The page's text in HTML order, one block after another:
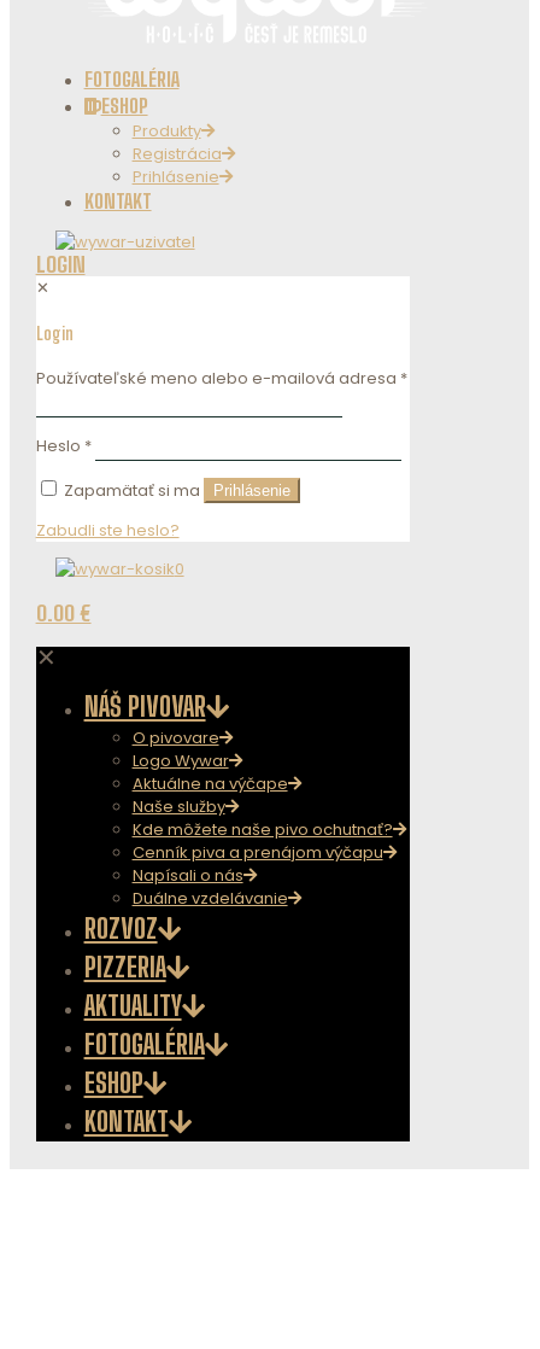
FOTOGALÉRIA
ESHOP
Produkty
Registrácia
Prihlásenie
KONTAKT
LOGIN
✕
Login
Používateľské meno alebo e-mailová adresa *
Heslo *
Zapamätať si ma
Prihlásenie
Zabudli ste heslo?
0
0.00 €
✕
NÁŠ PIVOVAR
O pivovare
Logo Wywar
Aktuálne na výčape
Naše služby
Kde môžete naše pivo ochutnať?
Cenník piva a prenájom výčapu
Napísali o nás
Duálne vzdelávanie
ROZVOZ
PIZZERIA
AKTUALITY
FOTOGALÉRIA
ESHOP
KONTAKT